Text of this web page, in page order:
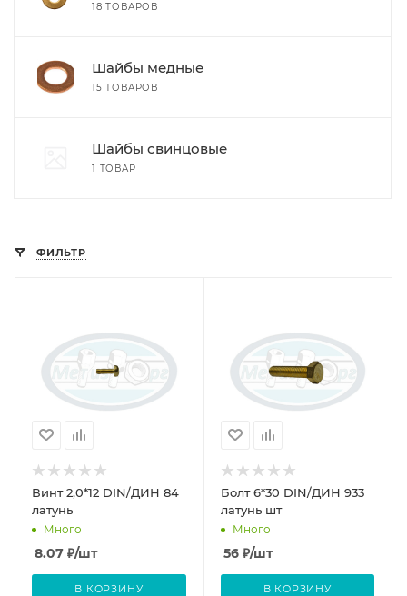
18 ТОВАРОВ
Шайбы медные
15 ТОВАРОВ
Шайбы свинцовые
1 ТОВАР
ФИЛЬТР
Винт 2,0*12 DIN/ДИН 84
латунь
Много
8.07 ₽/шт
В КОРЗИНУ
Болт 6*30 DIN/ДИН 933
латунь шт
Много
56₽/шт
В КОРЗИНУ